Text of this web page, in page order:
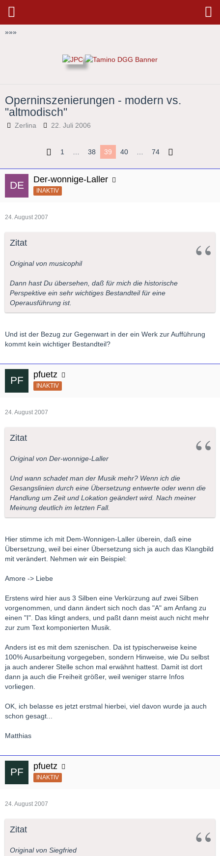
»»»
Operninszenierungen - modern vs.
"altmodisch"
Zerlina 22. Juli 2006
1 … 38 39 40 … 74
Der-wonnige-Laller
INAKTIV
24. August 2007
Zitat
Original von musicophil
Dann hast Du übersehen, daß für mich die historische
Perspektive ein sehr wichtiges Bestandteil für eine
Operausführung ist.
Und ist der Bezug zur Gegenwart in der ein Werk zur Aufführung
kommt kein wichtiger Bestandteil?
pfuetz
INAKTIV
24. August 2007
Zitat
Original von Der-wonnige-Laller
Und wann schadet man der Musik mehr? Wenn ich die
Gesangslinien durch eine Übersetzung entwerte oder wenn die
Handlung um Zeit und Lokation geändert wird. Nach meiner
Meinung deutlich im letzten Fall.
Hier stimme ich mit Dem-Wonnigen-Laller überein, daß eine
Übersetzung, weil bei einer Übersetzung sich ja auch das Klangbild
mit verändert. Nehmen wir ein Beispiel:
Amore -> Liebe
Erstens wird hier aus 3 Silben eine Verkürzung auf zwei Silben
vorgenommen, und dann ändert sich noch das "A" am Anfang zu
einen "I". Das klingt anders, und paßt dann meist auch nicht mehr
zur zum Text komponierten Musik.
Anders ist es mit dem szenischen. Da ist typischerweise keine
100% Ausarbeitung vorgegeben, sondern Hinweise, wie Du selbst
ja auch anderer Stelle schon mal erwähnt hattest. Damit ist dort
dann ja auch die Freiheit größer, weil weniger starre Infos
vorliegen.
OK, ich belasse es jetzt erstmal hierbei, viel davon wurde ja auch
schon gesagt...
Matthias
pfuetz
INAKTIV
24. August 2007
Zitat
Original von Siegfried